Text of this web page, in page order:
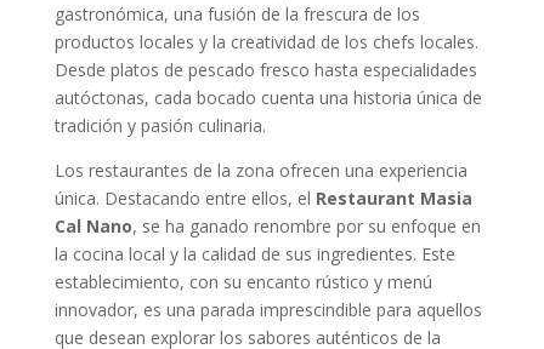
gastronómica, una fusión de la frescura de los
productos locales y la creatividad de los chefs locales.
Desde platos de pescado fresco hasta especialidades
autóctonas, cada bocado cuenta una historia única de
tradición y pasión culinaria.
Los restaurantes de la zona ofrecen una experiencia
única. Destacando entre ellos, el Restaurant Masia
Cal Nano, se ha ganado renombre por su enfoque en
la cocina local y la calidad de sus ingredientes. Este
establecimiento, con su encanto rústico y menú
innovador, es una parada imprescindible para aquellos
que desean explorar los sabores auténticos de la